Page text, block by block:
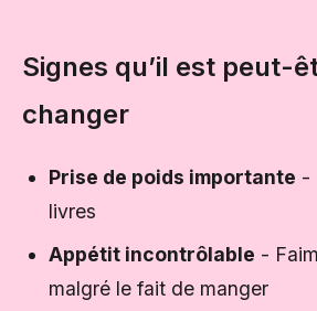
Signes qu’il est peut-
changer
Prise de poids importante -
livres
Appétit incontrôlable -
malgré le fait de manger